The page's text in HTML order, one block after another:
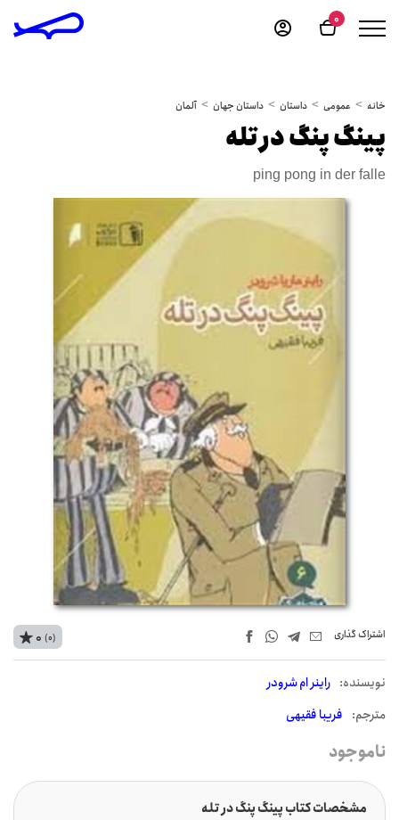
0
خانه عمومی داستان داستان جهان آلمان
پینگ پنگ در تله
ping pong in der falle
اشتراک‌ گذاری
نويسنده: راینر ام شرودر
مترجم: فریبا فقیهی
0 (0)
ناموجود
مشخصات کتاب پینگ پنگ در تله